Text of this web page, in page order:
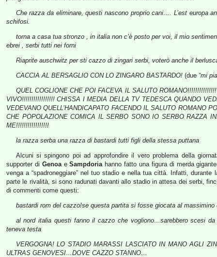
Che razza da eliminare, questi nascono proprio cani…. L’est europa
schifosi.
torna a casa tua stronzo , in italia non c’è posto per voi, il mio
ebrei , serbi tutti nei forni
Riaprite auschwitz per sti cazzo di zingari serbi, voterò anche il
CACCIA AL BERSAGLIO CON LO ZINGARO BASTARDO! (due “mi
QUEL COGLIONE CHE POI FACEVA IL SALUTO
VIVO!!!!!!!!!!!!!!!!! CHISSA I MEDIA DELLA TV TEDESCA QUANDO
VEDEVANO QUELL’HANDICAPATO FACENDO IL SALUTO ROMANO
CHE POPOLAZIONE COMICA IL SERBO SONO IO SERBO RAZZA
ME!!!!!!!!!!!!!!!!!
la razza serba una razza di bastardi tutti figli della stessa puttana
Alcuni si spingono poi ad approfondire il vero problema della
supporter di GenoaeSampdoriahanno fatto una figura di merda
venga a “spadroneggiare” nel tuo stadio e nella tua città. Infatti,
parte le rivalità, si sono radunati davanti allo stadio in attesa dei serbi,
di commenti come questi:
bastardi rom del cazzo!se questa partita si fosse giocata al
al nord italia questi fanno il cazzo che vogliono…sarebbero scesi
teneva testa
VERGOGNA! LO STADIO MARASSI LASCIATO IN MANO AGLI
ULTRAS GENOVESI…DOVE CAZZO STANNO…